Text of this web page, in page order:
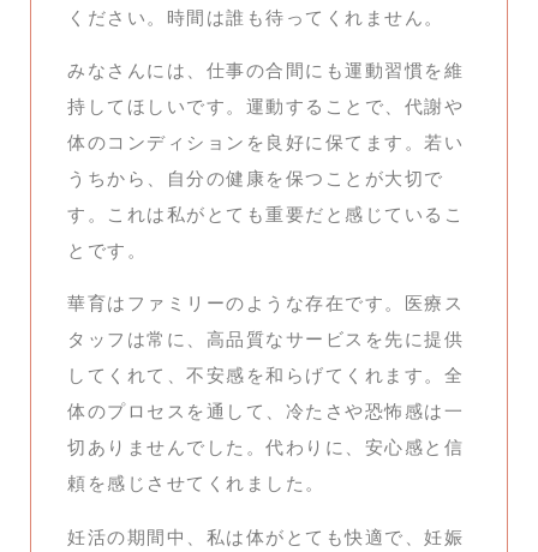
ください。時間は誰も待ってくれません。
みなさんには、仕事の合間にも運動習慣を維
持してほしいです。運動することで、代謝や
体のコンディションを良好に保てます。若い
うちから、自分の健康を保つことが大切で
す。これは私がとても重要だと感じているこ
とです。
華育はファミリーのような存在です。医療ス
タッフは常に、高品質なサービスを先に提供
してくれて、不安感を和らげてくれます。全
体のプロセスを通して、冷たさや恐怖感は一
切ありませんでした。代わりに、安心感と信
頼を感じさせてくれました。
妊活の期間中、私は体がとても快適で、妊娠